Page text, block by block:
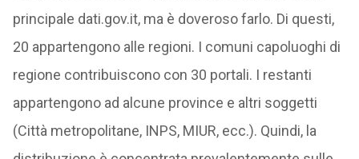
principale dati.gov.it, ma è doveroso farlo. Di questi,
20 appartengono alle regioni. I comuni capoluoghi di
regione contribuiscono con 30 portali. I restanti
appartengono ad alcune province e altri soggetti
(Città metropolitane, INPS, MIUR, ecc.). Quindi, la